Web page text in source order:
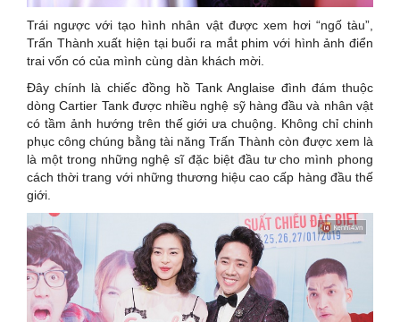
Trái ngược với tạo hình nhân vật được xem hơi “ngố tàu”,
Trấn Thành xuất hiện tại buổi ra mắt phim với hình ảnh điển
trai vốn có của mình cùng dàn khách mời.
Đây chính là chiếc đồng hồ Tank Anglaise đình đám thuộc
dòng Cartier Tank được nhiều nghệ sỹ hàng đầu và nhân vật
có tầm ảnh hướng trên thế giới ưa chuộng. Không chỉ chinh
phục công chúng bằng tài năng Trấn Thành còn được xem là
là một trong những nghệ sĩ đặc biệt đầu tư cho mình phong
cách thời trang với những thương hiệu cao cấp hàng đầu thế
giới.